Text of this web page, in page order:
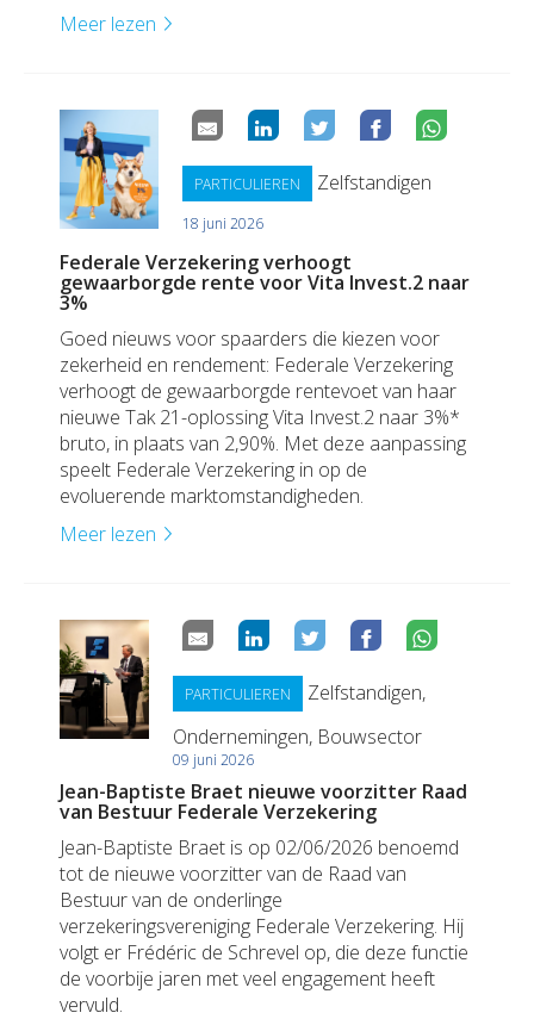
Meer lezen
PARTICULIEREN Zelfstandigen
18 juni 2026
Federale Verzekering verhoogt
gewaarborgde rente voor Vita Invest.2 naar
3%
Goed nieuws voor spaarders die kiezen voor
zekerheid en rendement: Federale Verzekering
verhoogt de gewaarborgde rentevoet van haar
nieuwe Tak 21-oplossing Vita Invest.2 naar 3%*
bruto, in plaats van 2,90%. Met deze aanpassing
speelt Federale Verzekering in op de
evoluerende marktomstandigheden.
Meer lezen
PARTICULIEREN
Zelfstandigen,
Ondernemingen, Bouwsector
09 juni 2026
Jean-Baptiste Braet nieuwe voorzitter Raad
van Bestuur Federale Verzekering
Jean-Baptiste Braet is op 02/06/2026 benoemd
tot de nieuwe voorzitter van de Raad van
Bestuur van de onderlinge
verzekeringsvereniging Federale Verzekering. Hij
volgt er Frédéric de Schrevel op, die deze functie
de voorbije jaren met veel engagement heeft
vervuld.